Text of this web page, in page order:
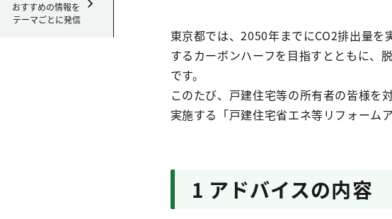
おすすめの情報を
テーマごとに発信
東京都では、2050年までにCO2排出量
するカーボンハーフを目指すとともに、
です。
このたび、戸建住宅等の所有者の皆様を
実施する「戸建住宅省エネ等リフォーム
1 アドバイスの内容